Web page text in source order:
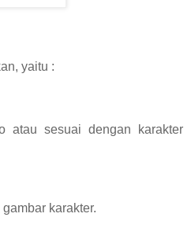
yaitu :
atau sesuai dengan karakter
karakter.